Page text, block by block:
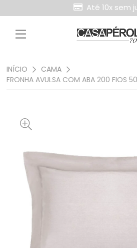
Entre com email ou
Até 10x sem
INÍCIO
CAMA
FRONHA AVULSA COM ABA 200 FIOS